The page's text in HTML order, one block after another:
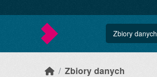
Zbiory danych
Zbiory danych